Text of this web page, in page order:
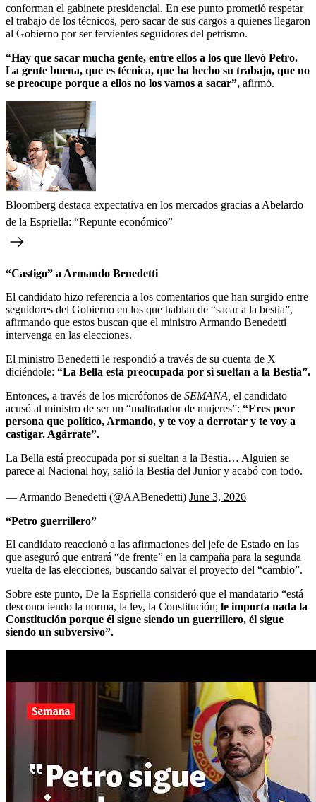
conforman el gabinete presidencial. En ese punto prometió respetar
el trabajo de los técnicos, pero sacar de sus cargos a quienes llegaron
al Gobierno por ser fervientes seguidores del petrismo.
“Hay que sacar mucha gente, entre ellos a los que llevó Petro.
La gente buena, que es técnica, que ha hecho su trabajo, que no
se preocupe porque a ellos no los vamos a sacar”, afirmó.
Bloomberg destaca expectativa en los mercados gracias a Abelardo
de la Espriella: “Repunte económico”
“Castigo” a Armando Benedetti
El candidato hizo referencia a los comentarios que han surgido entre
seguidores del Gobierno en los que hablan de “sacar a la bestia”,
afirmando que estos buscan que el ministro Armando Benedetti
intervenga en las elecciones.
El ministro Benedetti le respondió a través de su cuenta de X
diciéndole: “La Bella está preocupada por si sueltan a la Bestia”.
Entonces, a través de los micrófonos de SEMANA, el candidato
acusó al ministro de ser un “maltratador de mujeres”: “Eres peor
persona que político, Armando, y te voy a derrotar y te voy a
castigar. Agárrate”.
La Bella está preocupada por si sueltan a la Bestia… Alguien se
parece al Nacional hoy, salió la Bestia del Junior y acabó con todo.
— Armando Benedetti (@AABenedetti) June 3, 2026
“Petro guerrillero”
El candidato reaccionó a las afirmaciones del jefe de Estado en las
que aseguró que entrará “de frente” en la campaña para la segunda
vuelta de las elecciones, buscando salvar el proyecto del “cambio”.
Sobre este punto, De la Espriella consideró que el mandatario “está
desconociendo la norma, la ley, la Constitución; le importa nada la
Constitución porque él sigue siendo un guerrillero, él sigue
siendo un subversivo”.